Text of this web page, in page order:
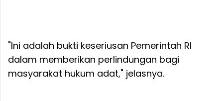
"Ini adalah bukti keseriusan Pemerintah RI
dalam memberikan perlindungan bagi
masyarakat hukum adat," jelasnya.